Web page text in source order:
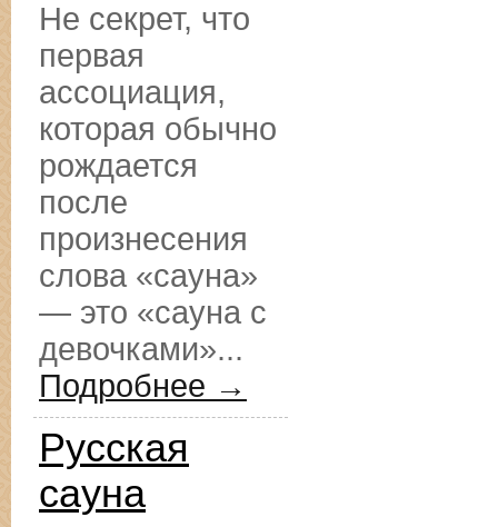
Не секрет, что
первая
ассоциация,
которая обычно
рождается
после
произнесения
слова «сауна»
— это «сауна с
девочками»...
Подробнее →
Русская
сауна